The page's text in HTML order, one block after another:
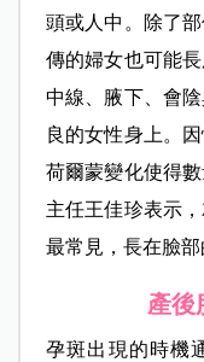
頭或人中。除了
傳的婦女也可能
中線、腋下、會
良的女性身上。
荷爾蒙變化使得
主任王佳珍表示
最常見，長在臉部
產後
孕斑出現的時機